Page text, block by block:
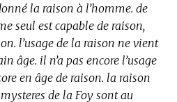
la raison à l’homme. de
seul est capable de raison,
l’usage de la raison ne vient
âge. il n’a pas encore l’usage
en âge de raison. la raison
de la Foy sont au